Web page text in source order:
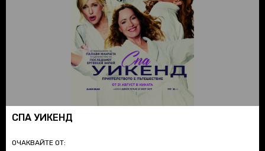
СПА УИКЕНД
ОЧАКВАЙТЕ ОТ: